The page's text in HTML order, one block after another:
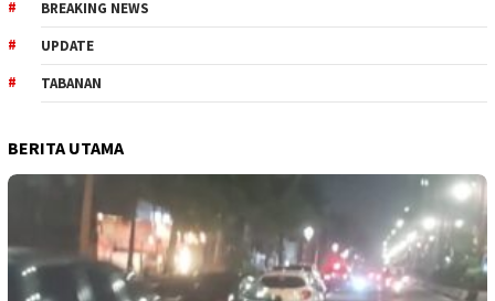
BREAKING NEWS
UPDATE
TABANAN
BERITA UTAMA